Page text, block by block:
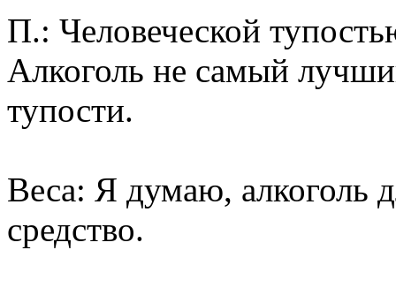
П.: Человеческой
Алкоголь не самый
тупости.
Веса: Я думаю, алкоголь
средство.